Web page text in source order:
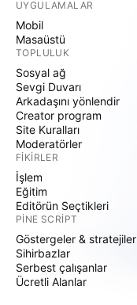
UYGULAMALAR
Mobil
Masaüstü
TOPLULUK
Sosyal ağ
Sevgi Duvarı
Arkadaşını yönlendir
Creator program
Site Kuralları
Moderatörler
FIKIRLER
İşlem
Eğitim
Editörün Seçtikleri
PINE SCRIPT
Göstergeler & stratejiler
Sihirbazlar
Serbest çalışanlar
Ücretli Alanlar